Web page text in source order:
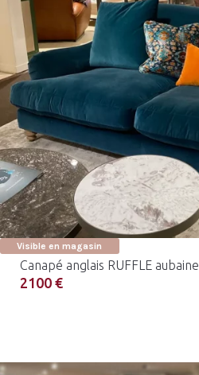
Visible en magasin
Canapé anglais RUFFLE aubaine
2100 €